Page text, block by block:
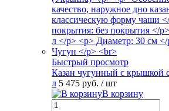
Быстрый просмотр
Казан чугунный с крышкой
л 5 475 руб. / шт
В корзину